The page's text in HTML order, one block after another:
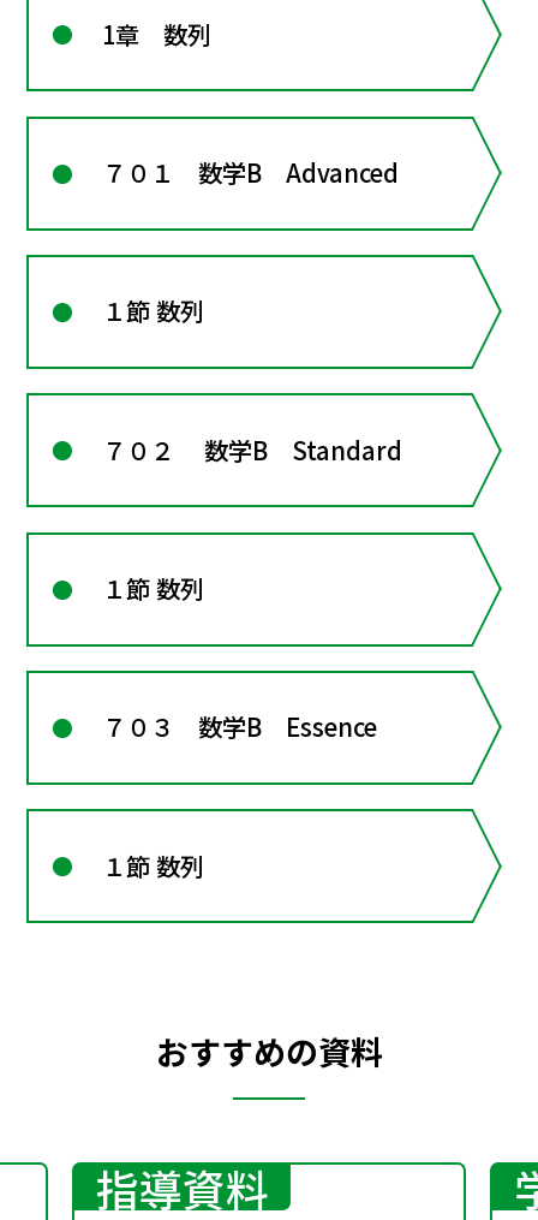
1章 数列
７０１ 数学B Advanced
１節 数列
７０２ 数学B Standard
１節 数列
７０３ 数学B Essence
１節 数列
おすすめの資料
指導資料